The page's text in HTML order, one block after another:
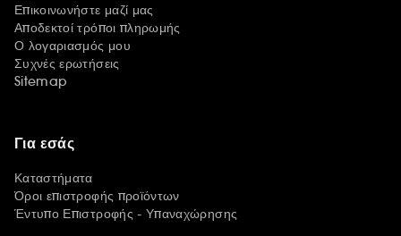
Επικοινωνήστε μαζί μας
Αποδεκτοί τρόποι πληρωμής
Ο λογαριασμός μου
Συχνές ερωτήσεις
Sitemap
Για εσάς
Καταστήματα
Όροι επιστροφής προϊόντων
Έντυπο Επιστροφής - Υπαναχώρησης